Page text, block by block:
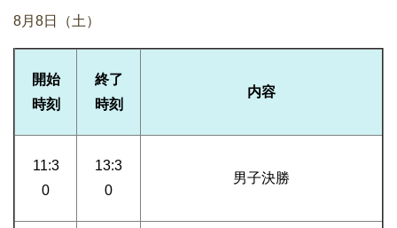
8月8日（土）
開始
時刻
終了
時刻
内容
11:3
0
13:3
0
男子決勝